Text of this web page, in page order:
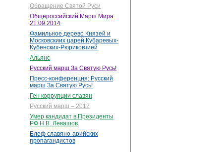
Обращение Святой Руси
Общероссийский Марш Мира
21.09.2014
Фамильное дерево Князей и
Московскиих царей Кубаревых-
Кубенских-Рюриковчией
Альянс
Русский марш За Святую Русь!
Пресс-конференция: Русский
марш За Святую Русь!
Ген коррупции славян
Русский марш – 2012
Умер кандидат в Президенты
РФ Н.В. Левашов
Блеф славяно-арийских
пропагандистов